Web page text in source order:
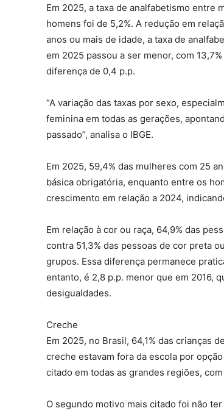
Em 2025, a taxa de analfabetismo entre
homens foi de 5,2%. A redução em
anos ou mais de idade, a taxa de
em 2025 passou a ser menor, com
diferença de 0,4 p.p.
“A variação das taxas por sexo,
feminina em todas as gerações,
passado”, analisa o IBGE.
Em 2025, 59,4% das mulheres com 25
básica obrigatória, enquanto entre os
crescimento em relação a 2024,
Em relação à cor ou raça, 64,9% das
contra 51,3% das pessoas de cor preta
grupos. Essa diferença permanece
entanto, é 2,8 p.p. menor que em 2016,
desigualdades.
Creche
Em 2025, no Brasil, 64,1% das crianças
creche estavam fora da escola por
citado em todas as grandes regiões,
O segundo motivo mais citado foi não